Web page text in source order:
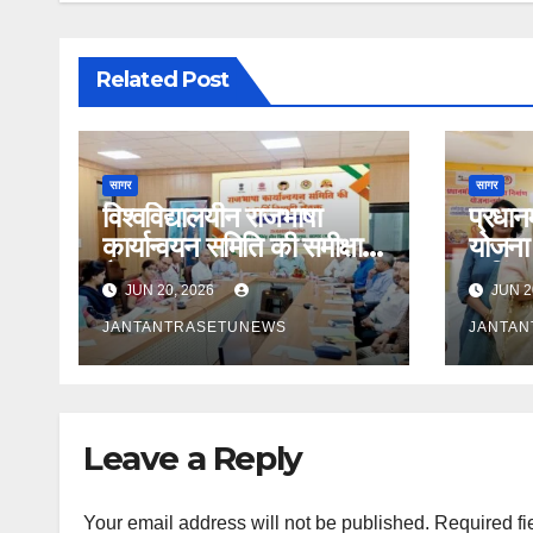
Related Post
सागर
विश्वविद्यालयीन राजभाषा
कार्यान्वयन समिति की समीक्षा
बैठक सम्पन्न
JUN 20, 2026
JANTANTRASETUNEWS
सागर
कुकिंग
JUN
Leave a Reply
Your email address will not be published. Required